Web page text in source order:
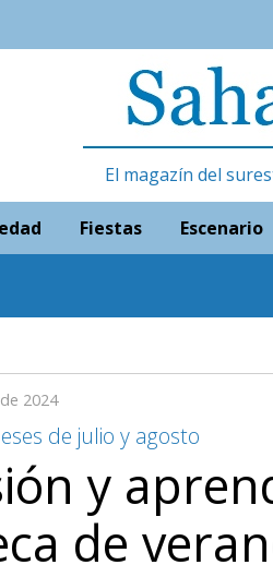
El magazín del
Fiestas Escenario
2024
de julio y agosto
y
de